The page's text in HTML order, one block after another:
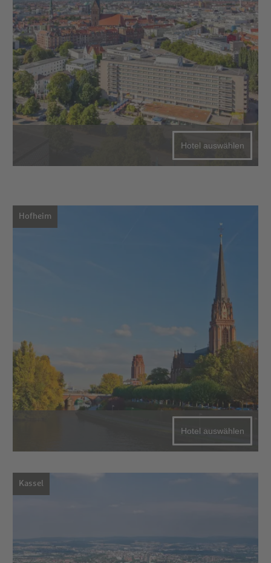
Hotel auswählen
Hofheim
Hotel auswählen
Kassel